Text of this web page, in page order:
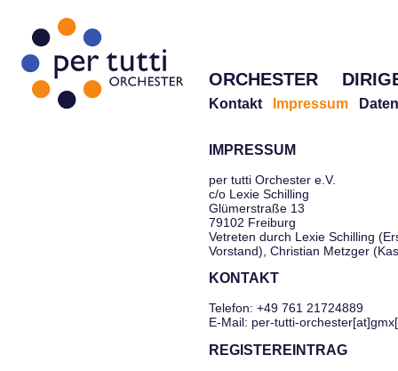
ORCHESTER
Kontakt Impressum
IMPRESSUM
per tutti Orchester e.V.
c/o Lexie Schilling
Glümerstraße 13
79102 Freiburg
Vetreten durch Lexie Schilling
Vorstand), Christian Metzger
KONTAKT
Telefon: +49 761 21724889
E-Mail: per-tutti-
REGISTEREINTRAG